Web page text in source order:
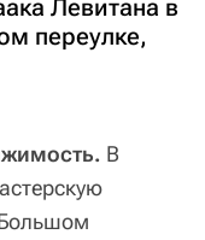
Левитана в
переулке,
В